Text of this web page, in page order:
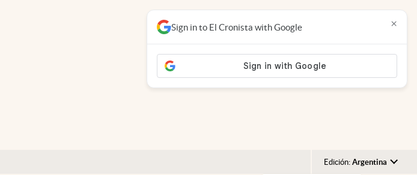
Edición: Argentina
Sign in to El Cronista with Google ×